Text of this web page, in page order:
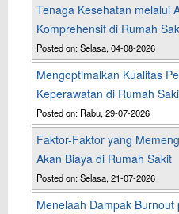
Tenaga Kesehatan melalui
Komprehensif di Rumah
Posted on: Selasa, 04-08-2026
Mengoptimalkan Kualitas
Keperawatan di Rumah
Posted on: Rabu, 29-07-2026
Faktor-Faktor yang
Akan Biaya di Rumah Sakit
Posted on: Selasa, 21-07-2026
Menelaah Dampak Burnout